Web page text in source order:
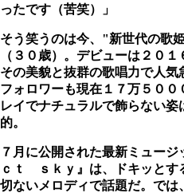
ったです（苦笑）」
そう笑うのは今、"新世代の歌
（３０歳）。デビューは２０
その美貌と抜群の歌唱力で人
フォロワーも現在１７万５０
レイでナチュラルで飾らない
的。
７月に公開された最新ミュー
ｃｔ ｓｋｙ』は、ドキッとす
切ないメロディで話題だ。で